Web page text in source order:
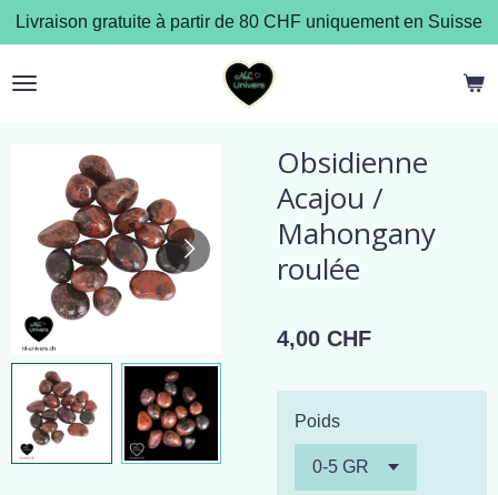
Passer
au
contenu
Livraison gratuite à partir de 80 CHF uniquement en Suisse
Obsidienne
Acajou /
Mahongany
roulée
4,00 CHF
Poids